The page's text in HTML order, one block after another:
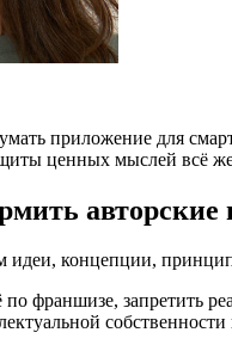
приложение для
ценных мыслей всё же
авторские
идеи, концепции,
франшизе, запретить